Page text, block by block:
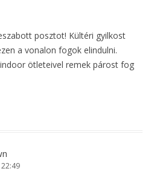
posztot! Kültéri gyilkost
a vonalon fogok elindulni.
ötleteivel remek párost fog